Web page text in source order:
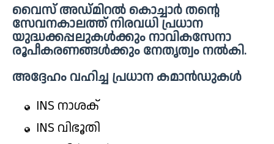
വൈസ് അഡ്മിറൽ കൊച്ചാർ തന്റെ
സേവനകാലത്ത് നിരവധി പ്രധാന
യുദ്ധക്കപ്പലുകൾക്കും നാവികസേനാ
രൂപീകരണങ്ങൾക്കും നേതൃത്വം നൽകി.
അദ്ദേഹം വഹിച്ച പ്രധാന കമാൻഡുകൾ
INS നാശക്
INS വിഭൂതി